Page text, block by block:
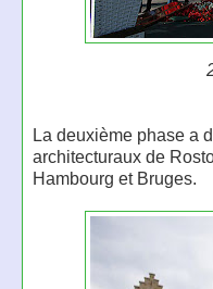
La deuxième phase a
architecturaux de
Hambourg et Bruges.